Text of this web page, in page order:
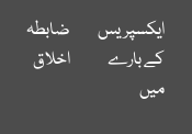
ایکسپریس
کے بارے
میں
ضابطہ
اخلاق